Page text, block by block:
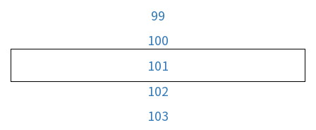
99
100
101
102
103